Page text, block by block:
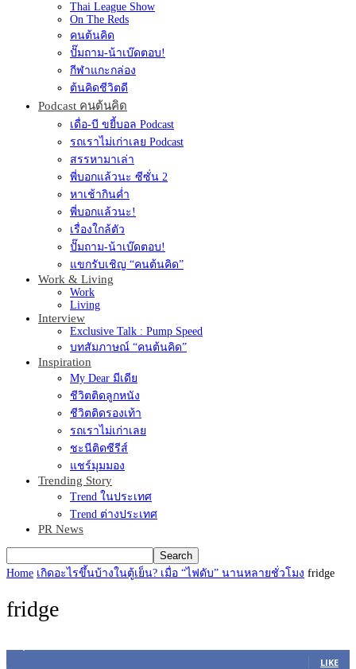
Thai League Show
On The Reds
คนต้นคิด
ปั๊มถาม-น้าเบ๊ดตอบ!
กีฬาแกะกล่อง
ต้นคิดชีวิตดี
Podcast คนต้นคิด
เดื่อ-บี ขยี้บอล Podcast
รถเราไม่เก่าเลย Podcast
สรรหามาเล่า
พี่บอกแล้วนะ ซีซั่น 2
หาเช้ากินค่ำ
พี่บอกแล้วนะ!
เรื่องใกล้ตัว
ปั๊มถาม-น้าเบ๊ดตอบ!
แขกรับเชิญ “คนต้นคิด”
Work & Living
Work
Living
Interview
Exclusive Talk : Pump Speed
บทสัมภาษณ์ “คนต้นคิด”
Inspiration
My Dear มีเดีย
ชีวิตติดลูกหนัง
ชีวิตติดรองเท้า
รถเราไม่เก่าเลย
ชะนีติดซีรีส์
แชร์มุมมอง
Trending Story
Trend ในประเทศ
Trend ต่างประเทศ
PR News
Home เกิดอะไรขึ้นบ้างในตู้เย็น? เมื่อ “ไฟดับ” นานหลายชั่วโมง fridge
fridge
LIKE